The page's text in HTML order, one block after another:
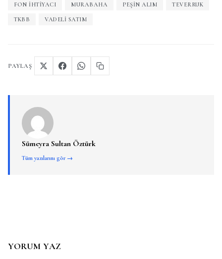
FON IHTIYACI MURABAHA PEŞIN ALIM TEVERRUK
TKBB VADELI SATIM
PAYLAŞ
Sümeyra Sultan Öztürk
Tüm yazılarını gör →
YORUM YAZ